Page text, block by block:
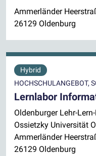
Ammerländer
26129 Oldenburg
Hybrid
HOCHSCHULANGEBOT,
Lernlabor
Oldenburger Lehr-
Ossietzky Universität
Ammerländer
26129 Oldenburg